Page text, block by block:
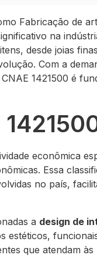
Fabricação de
na
desde joias
Com a
1421500 é
econômica
Essa
no país,
a design de
estéticos,
que atendam